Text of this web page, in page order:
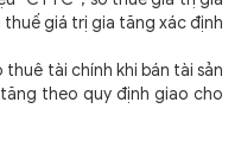
giá trị gia tăng xác định
tài chính khi bán tài sản
theo quy định giao cho